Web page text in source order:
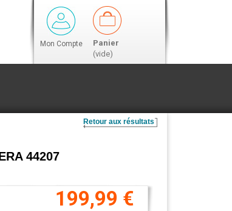
Mon Compte
Panier
(vide)
Retour aux résultats
44207
199,99 €